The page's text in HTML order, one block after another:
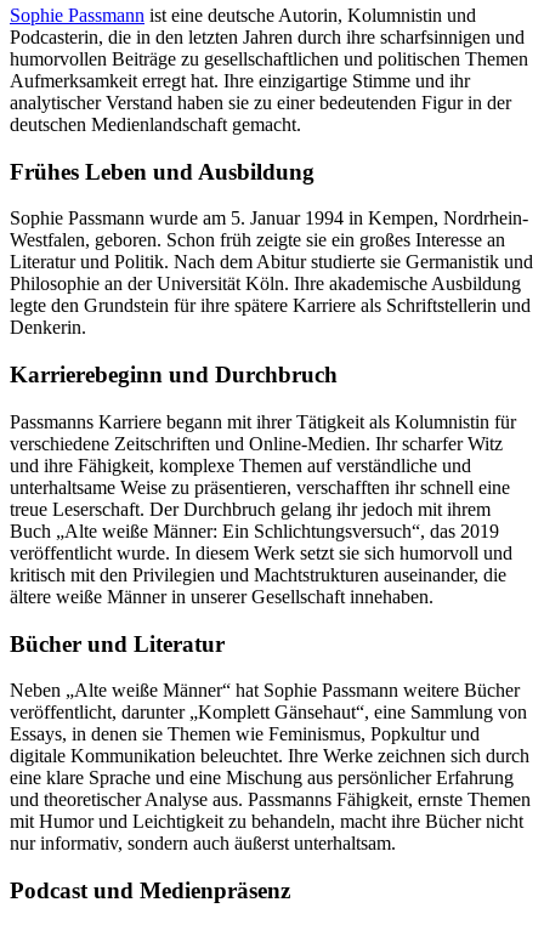
Sophie Passmann ist eine deutsche Autorin, Kolumnistin und
Podcasterin, die in den letzten Jahren durch ihre scharfsinnigen und
humorvollen Beiträge zu gesellschaftlichen und politischen Themen
Aufmerksamkeit erregt hat. Ihre einzigartige Stimme und ihr
analytischer Verstand haben sie zu einer bedeutenden Figur in der
deutschen Medienlandschaft gemacht.
Frühes Leben und Ausbildung
Sophie Passmann wurde am 5. Januar 1994 in Kempen, Nordrhein-
Westfalen, geboren. Schon früh zeigte sie ein großes Interesse an
Literatur und Politik. Nach dem Abitur studierte sie Germanistik und
Philosophie an der Universität Köln. Ihre akademische Ausbildung
legte den Grundstein für ihre spätere Karriere als Schriftstellerin und
Denkerin.
Karrierebeginn und Durchbruch
Passmanns Karriere begann mit ihrer Tätigkeit als Kolumnistin für
verschiedene Zeitschriften und Online-Medien. Ihr scharfer Witz
und ihre Fähigkeit, komplexe Themen auf verständliche und
unterhaltsame Weise zu präsentieren, verschafften ihr schnell eine
treue Leserschaft. Der Durchbruch gelang ihr jedoch mit ihrem
Buch „Alte weiße Männer: Ein Schlichtungsversuch“, das 2019
veröffentlicht wurde. In diesem Werk setzt sie sich humorvoll und
kritisch mit den Privilegien und Machtstrukturen auseinander, die
ältere weiße Männer in unserer Gesellschaft innehaben.
Bücher und Literatur
Neben „Alte weiße Männer“ hat Sophie Passmann weitere Bücher
veröffentlicht, darunter „Komplett Gänsehaut“, eine Sammlung von
Essays, in denen sie Themen wie Feminismus, Popkultur und
digitale Kommunikation beleuchtet. Ihre Werke zeichnen sich durch
eine klare Sprache und eine Mischung aus persönlicher Erfahrung
und theoretischer Analyse aus. Passmanns Fähigkeit, ernste Themen
mit Humor und Leichtigkeit zu behandeln, macht ihre Bücher nicht
nur informativ, sondern auch äußerst unterhaltsam.
Podcast und Medienpräsenz